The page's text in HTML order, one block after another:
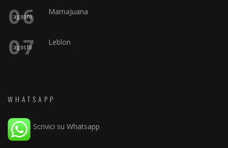
06
agosto MamaJuana
07
agosto Leblon
WHATSAPP
Scrivici su Whatsapp